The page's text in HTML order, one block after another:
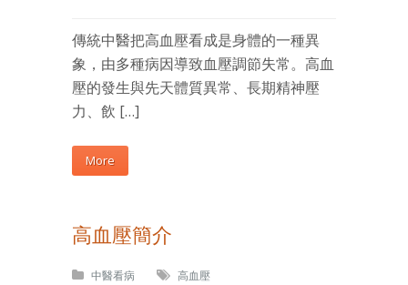
傳統中醫把高血壓看成是身體的一種異
象，由多種病因導致血壓調節失常。高血
壓的發生與先天體質異常、長期精神壓
力、飲 […]
More
高血壓簡介
中醫看病 高血壓